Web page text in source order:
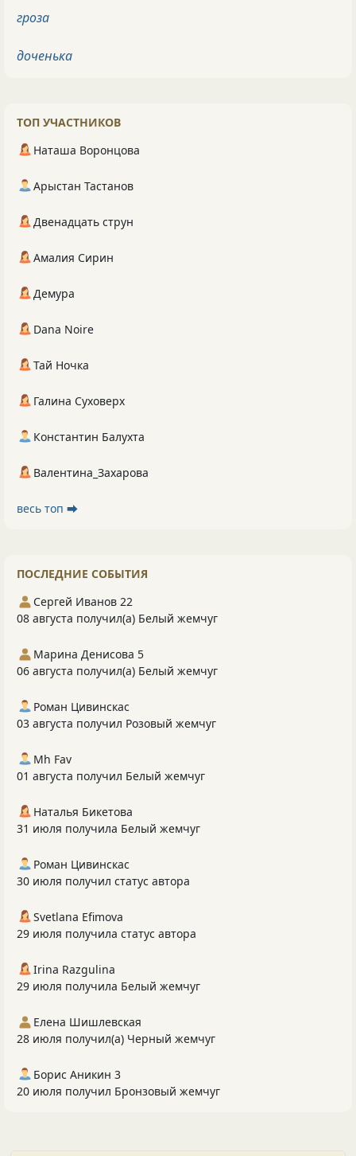
гроза
доченька
ТОП УЧАСТНИКОВ
Наташа Воронцова
Арыстан Тастанов
Двенадцать струн
Амалия Сирин
Демура
Dana Noire
Тай Ночка
Галина Суховерх
Константин Балухта
Валентина_Захарова
весь топ ⮕
ПОСЛЕДНИЕ СОБЫТИЯ
Сергей Иванов 22
08 августа получил(а) Белый жемчуг
Марина Денисова 5
06 августа получил(а) Белый жемчуг
Роман Цивинскас
03 августа получил Розовый жемчуг
Mh Fav
01 августа получил Белый жемчуг
Наталья Бикетова
31 июля получила Белый жемчуг
Роман Цивинскас
30 июля получил статус автора
Svetlana Efimova
29 июля получила статус автора
Irina Razgulina
29 июля получила Белый жемчуг
Елена Шишлевская
28 июля получил(а) Черный жемчуг
Борис Аникин 3
20 июля получил Бронзовый жемчуг